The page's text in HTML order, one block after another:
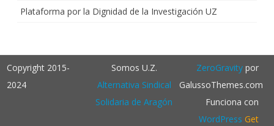
Plataforma por la Dignidad de la Investigación UZ
Copyright 2015-
2024
Somos U.Z.
Alternativa Sindical
Solidaria de Aragón
ZeroGravitypor
GalussoThemes.com
Funciona con
WordPress Get